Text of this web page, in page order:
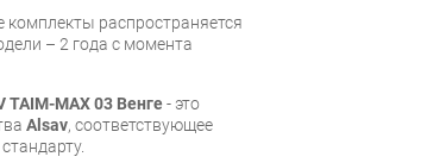
распространяется
– 2 года с момента
MAX 03 Венге- это
Alsav, соответствующее